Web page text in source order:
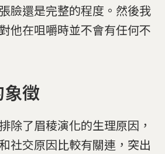
臉還是完整的程度。然後我
他在咀嚼時並不會有任何不
徵
除了眉稜演化的生理原因，
社交原因比較有關連，突出